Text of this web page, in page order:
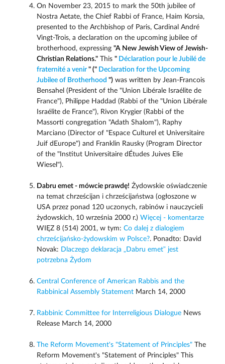
On November 23, 2015 to mark the 50th jubilee of
Nostra Aetate, the Chief Rabbi of France, Haim Korsia,
presented to the Archbishop of Paris, Cardinal André
Vingt-Trois, a declaration on the upcoming jubilee of
brotherhood, expressing "A New Jewish View of Jewish-
Christian Relations."This "Déclaration pour le Jubilé de
fraternité a venir" (" Declaration for the Upcoming
Jubilee of Brotherhood ")was written by Jean-Francois
Bensahel (President of the "Union Libérale Israélite de
France"), Philippe Haddad (Rabbi of the "Union Libérale
Israélite de France"), Rivon Krygier (Rabbi of the
Massorti congregation "Adath Shalom"), Raphy
Marciano (Director of "Espace Culturel et Universitaire
Juif dEurope") and Franklin Rausky (Program Director
of the "Institut Universitaire dÉtudes Juives Elie
Wiesel").
Dabru emet - mówcie prawdę! Żydowskie oświadczenie
na temat chrześcijan i chrześcijaństwa (ogłoszone w
USA przez ponad 120 uczonych, rabinów i nauczycieli
żydowskich, 10 września 2000 r.) Więcej - komentarze
WIĘZ 8 (514) 2001, w tym: Co dalej z dialogiem
chrześcijańsko-żydowskim w Polsce?. Ponadto: David
Novak: Dlaczego deklaracja „Dabru emet” jest
potrzebna Żydom
Central Conference of American Rabbis and the
Rabbinical Assembly StatementMarch 14, 2000
Rabbinic Committee for Interreligious DialogueNews
Release March 14, 2000
The Reform Movement's "Statement of Principles"The
Reform Movement's "Statement of Principles" This